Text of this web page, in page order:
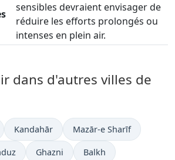
sensibles devraient envisager de
réduire les efforts prolongés ou
intenses en plein air.
dans d'autres villes de
Kandahār Mazār-e Sharīf
Ghazni Balkh